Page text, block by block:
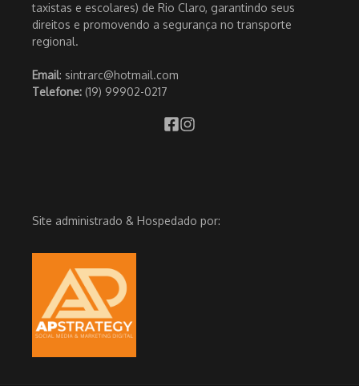
taxistas e escolares) de Rio Claro, garantindo seus
direitos e promovendo a segurança no transporte
regional.
Email: sintrarc@hotmail.com
Telefone: (19) 99902-0217
Site administrado & Hospedado por: